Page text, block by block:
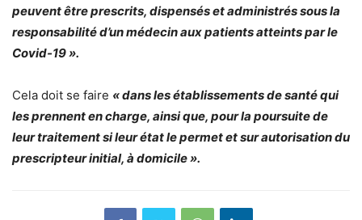
peuvent être prescrits, dispensés et administrés sous la
responsabilité d’un médecin aux patients atteints par le
Covid-19 ».
Cela doit se faire « dans les établissements de santé qui
les prennent en charge, ainsi que, pour la poursuite de
leur traitement si leur état le permet et sur autorisation du
prescripteur initial, à domicile ».